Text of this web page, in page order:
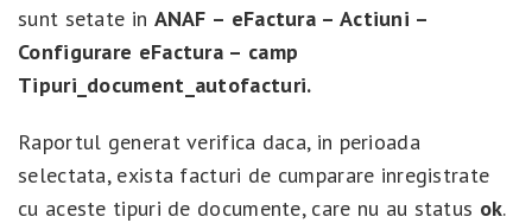
sunt setate in ANAF – eFactura – Actiuni –
Configurare eFactura – camp
Tipuri_document_autofacturi.
Raportul generat verifica daca, in perioada
selectata, exista facturi de cumparare inregistrate
cu aceste tipuri de documente, care nu au status ok.